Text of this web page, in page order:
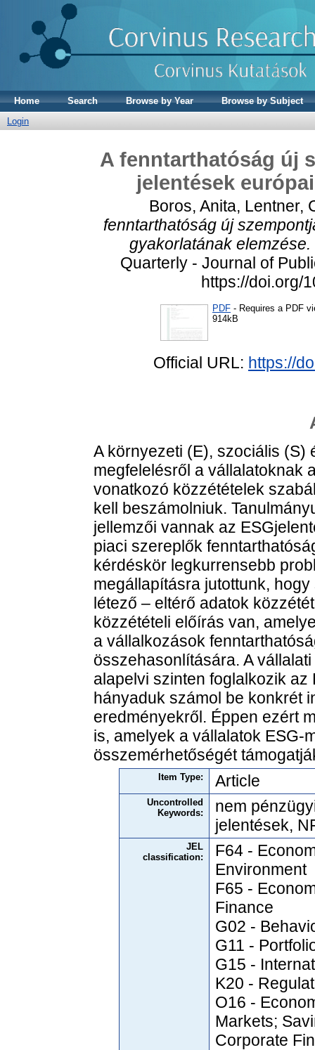
Home Search Browse by Year
Browse by Subject
Login
A fenntarthatóság új
jelentések
Boros, Anita, Lentner,
fenntarthatóság új
gyakorlatának elemzése.
Quarterly - Journal of
https://doi.org/
PDF - Requires a PDF
914kB
Official URL: https://
A környezeti (E), szociális (S)
megfelelésről a vállalatoknak
vonatkozó közzétételek
kell beszámolniuk.
jellemzői vannak az
piaci szereplők
kérdéskör legkurrensebb
megállapításra jutottunk,
létező – eltérő adatok
közzétételi előírás van,
a vállalkozások
összehasonlítására. A
alapelvi szinten foglalkozik
hányaduk számol be konkrét
eredményekről. Éppen ezért
is, amelyek a vállalatok ESG-
összemérhetőségét
Item Type: Article
Uncontrolled
Keywords:
nem
jelentések,
JEL
classification:
F64 -
Environment
F65 -
Finance
G02 -
G11 -
G15 -
K20 -
O16 -
Markets;
Corporate